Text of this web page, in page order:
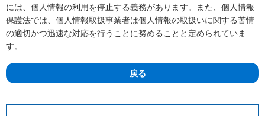
には、個人情報の利用を停止する義務があります。また、個人情報
保護法では、個人情報取扱事業者は個人情報の取扱いに関する苦情
の適切かつ迅速な対応を行うことに努めることと定められていま
す。
戻る